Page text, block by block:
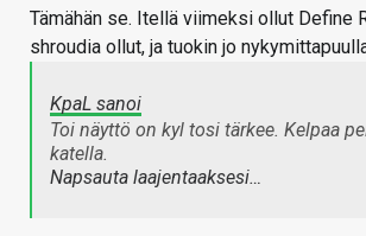
Tämähän se. Itellä viimeksi ollut Define
shroudia ollut, ja tuokin jo
KpaL sanoi
Toi näyttö on kyl tosi tärkee. Kelpaa
katella.
Napsauta laajentaaksesi…